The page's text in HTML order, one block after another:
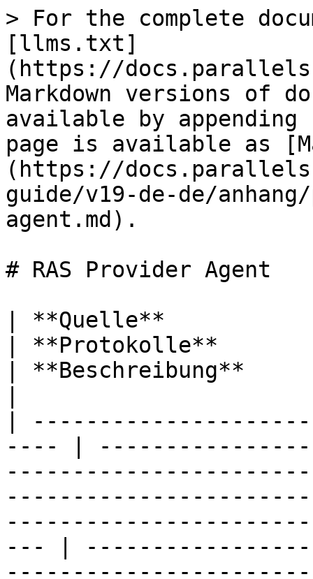
> For the complete
[llms.txt]
(https://
Markdown versions of
available by
page is available as
(https://
guide/v19-de-de/
agent.md).
# RAS Provider Agent
| **Quelle**
| **Protokolle**
| **Beschreibung**
|
---- |
--- |